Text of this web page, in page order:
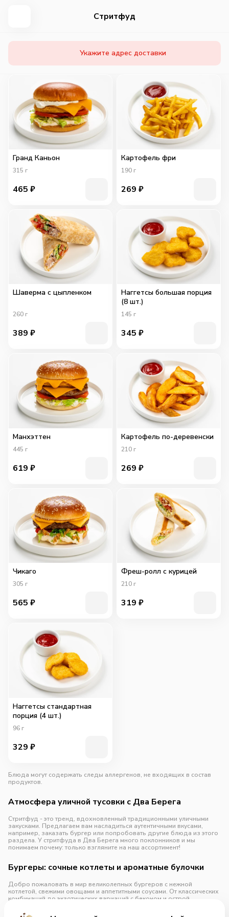
Стритфуд
Укажите адрес доставки
Гранд Каньон
315 г
465 ₽
Картофель фри
190 г
269 ₽
Шаверма с цыпленком
260 г
389 ₽
Наггетсы большая порция
(8 шт.)
145 г
345 ₽
Манхэттен
445 г
619 ₽
Картофель по-деревенски
210 г
269 ₽
Чикаго
305 г
565 ₽
Фреш-ролл с курицей
210 г
319 ₽
Наггетсы стандартная
порция (4 шт.)
96 г
329 ₽
Блюда могут содержать следы аллергенов, не входящих в состав
продуктов.
Атмосфера уличной тусовки с Два Берега
Стритфуд - это тренд, вдохновленный традиционными уличными
закусками. Предлагаем вам насладиться аутентичными вкусами,
например, заказать бургер или попробовать другие блюда из этого
раздела. У стритфуда в Два Берега много поклонников и мы
понимаем почему: только взгляните на наш ассортимент!
Бургеры: сочные котлеты и ароматные булочки
Добро пожаловать в мир великолепных бургеров с нежной
котлетой, свежими овощами и аппетитными соусами. От классических
комбинаций до экзотических вариаций с беконом и острой